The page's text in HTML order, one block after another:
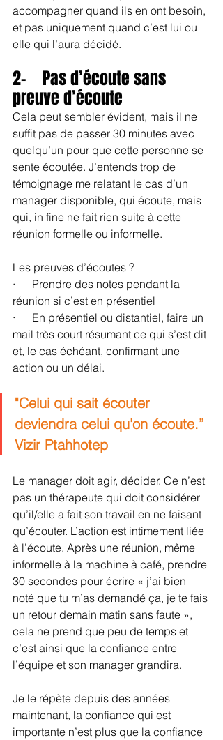
accompagner quand ils en ont besoin,
et pas uniquement quand c’est lui ou
elle qui l’aura décidé.
2-    Pas d’écoute sans
preuve d’écoute
Cela peut sembler évident, mais il ne
suffit pas de passer 30 minutes avec
quelqu’un pour que cette personne se
sente écoutée. J’entends trop de
témoignage me relatant le cas d’un
manager disponible, qui écoute, mais
qui, in fine ne fait rien suite à cette
réunion formelle ou informelle.
Les preuves d’écoutes ?
·      Prendre des notes pendant la
réunion si c’est en présentiel
·      En présentiel ou distantiel, faire un
mail très court résumant ce qui s’est dit
et, le cas échéant, confirmant une
action ou un délai.
"Celui qui sait écouter
deviendra celui qu'on écoute.”
Vizir Ptahhotep
Le manager doit agir, décider. Ce n’est
pas un thérapeute qui doit considérer
qu’il/elle a fait son travail en ne faisant
qu’écouter. L’action est intimement liée
à l’écoute. Après une réunion, même
informelle à la machine à café, prendre
30 secondes pour écrire « j’ai bien
noté que tu m’as demandé ça, je te fais
un retour demain matin sans faute »,
cela ne prend que peu de temps et
c’est ainsi que la confiance entre
l’équipe et son manager grandira.
Je le répète depuis des années
maintenant, la confiance qui est
importante n’est plus que la confiance